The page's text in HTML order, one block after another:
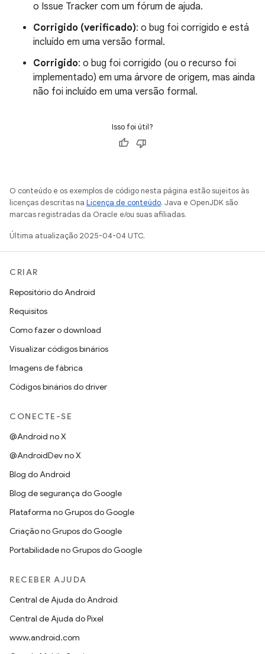
o Issue Tracker com um fórum de ajuda.
Corrigido (verificado): o bug foi corrigido e está
incluído em uma versão formal.
Corrigido: o bug foi corrigido (ou o recurso foi
implementado) em uma árvore de origem, mas ainda
não foi incluído em uma versão formal.
Isso foi útil?
O conteúdo e os exemplos de código nesta página estão sujeitos às
licenças descritas na Licença de conteúdo. Java e OpenJDK são
marcas registradas da Oracle e/ou suas afiliadas.
Última atualização 2025-04-04 UTC.
CRIAR
Repositório do Android
Requisitos
Como fazer o download
Visualizar códigos binários
Imagens de fábrica
Códigos binários do driver
CONECTE-SE
@Android no X
@AndroidDev no X
Blog do Android
Blog de segurança do Google
Plataforma no Grupos do Google
Criação no Grupos do Google
Portabilidade no Grupos do Google
RECEBER AJUDA
Central de Ajuda do Android
Central de Ajuda do Pixel
www.android.com